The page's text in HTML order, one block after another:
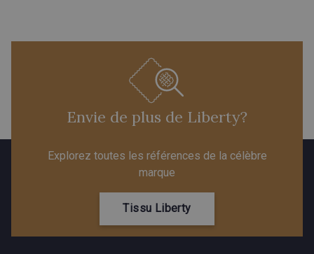
Envie de plus de Liberty?
Explorez toutes les références de la célèbre
marque
Tissu Liberty